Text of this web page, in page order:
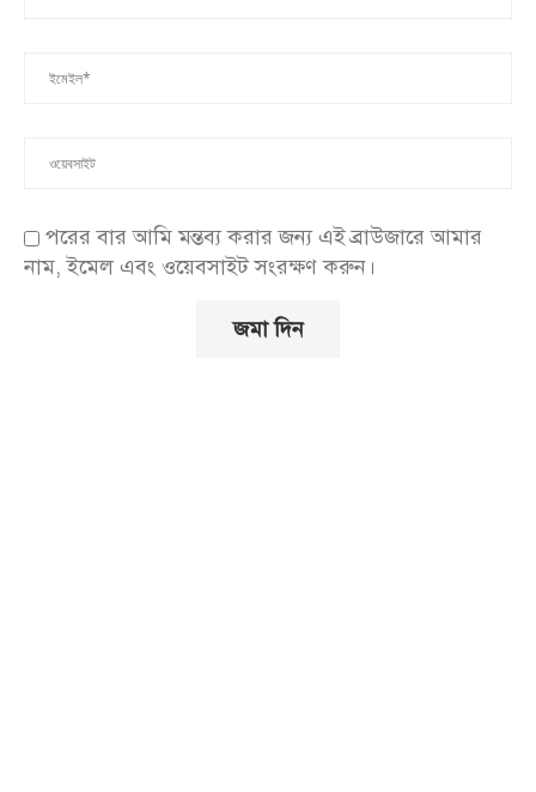
পরের বার আমি মন্তব্য করার জন্য এই ব্রাউজারে আমার
নাম, ইমেল এবং ওয়েবসাইট সংরক্ষণ করুন।